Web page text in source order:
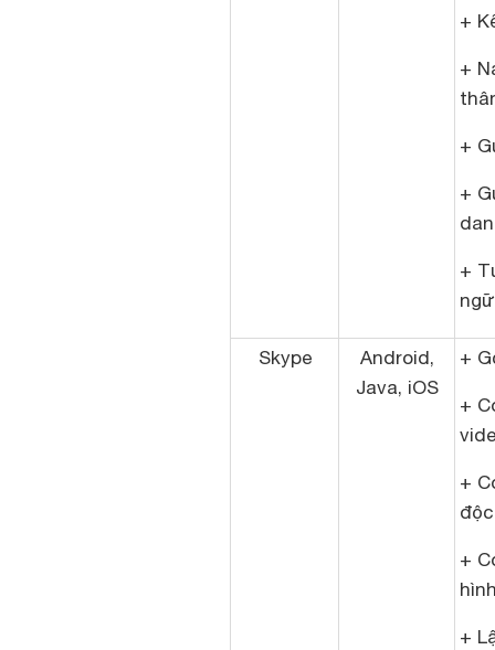
+
+
+
+
+
Skype
Android,
Java, iOS
+
+
+
+
+